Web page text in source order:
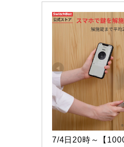
7/4日20時～【